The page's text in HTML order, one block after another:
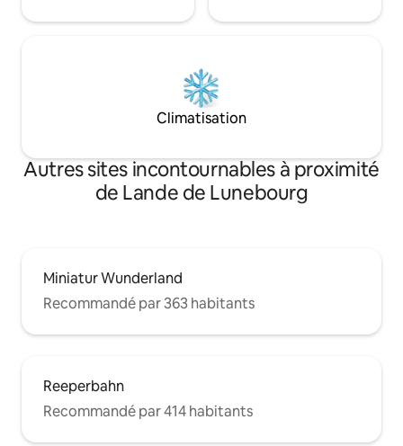
Climatisation
Autres sites incontournables à proximité
de Lande de Lunebourg
Miniatur Wunderland
Recommandé par 363 habitants
Reeperbahn
Recommandé par 414 habitants